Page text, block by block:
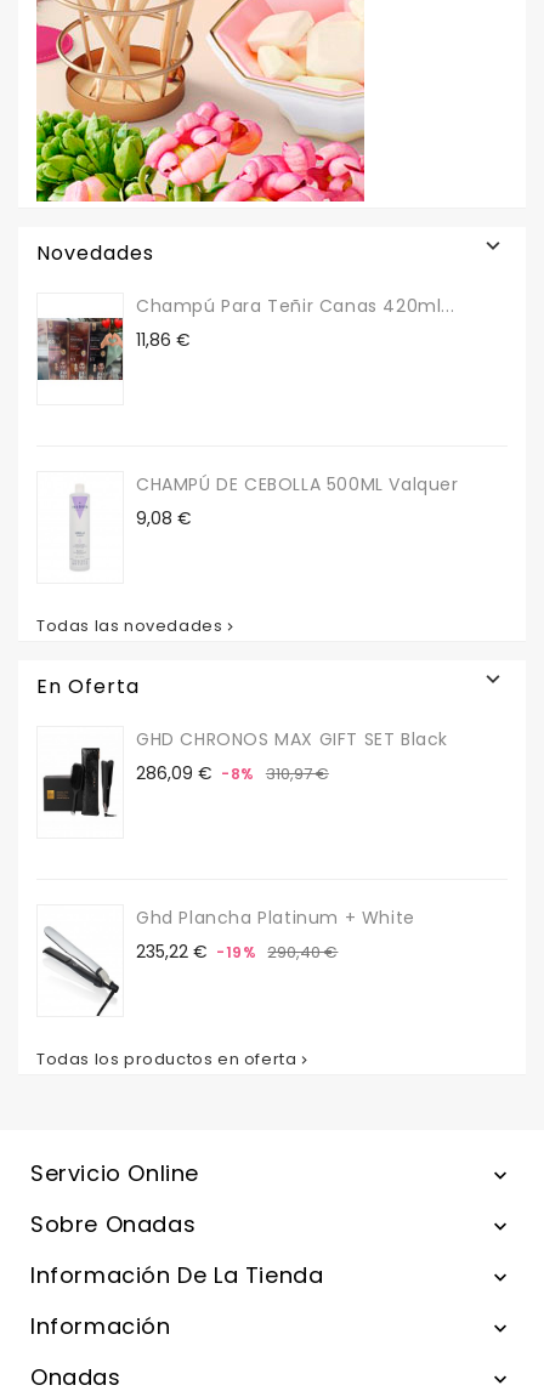
Novedades 
Champú Para Teñir Canas 420ml...
Precio
11,86 €
CHAMPÚ DE CEBOLLA 500ML Valquer
Precio
9,08 €
Todas las novedades 
En Oferta 
GHD CHRONOS MAX GIFT SET Black
Precio
286,09 € -8% Precio
310,97 €
Ghd Plancha Platinum + White
Precio
235,22 € -19% Precio
290,40 €
Todas los productos en oferta 
Servicio Online 
Sobre Onadas 
Información De La Tienda 
Información 
Onadas 